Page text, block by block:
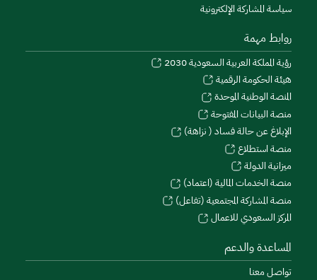
سياسة المشاركة الإلكترونية
روابط مهمة
رؤية المملكة العربية السعودية 2030
هيئة الحكومة الرقمية
المنصة الوطنية الموحدة
منصة البيانات المفتوحة
الإبلاغ عن حالة فساد ( نزاهة)
منصة استطلاع
ميزانية الدولة
منصة الخدمات المالية (اعتماد)
منصة المشاركة المجتمعية (تفاعل)
المركز السعودي للاعمال
المساعدة والدعم
تواصل معنا